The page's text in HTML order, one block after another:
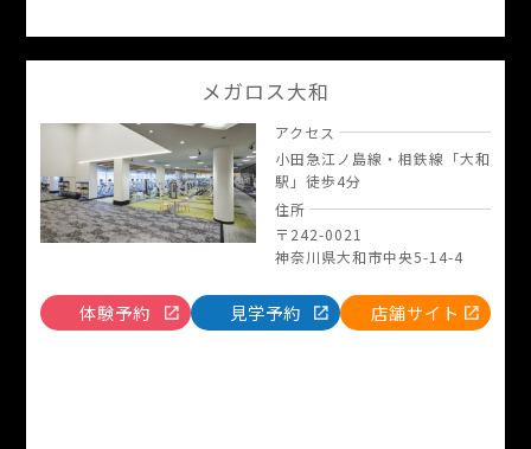
メガロス大和
アクセス
小田急江ノ島線・相鉄線「大和
駅」徒歩4分
住所
〒242-0021
神奈川県大和市中央5-14-4
体験予約 見学予約 店舗サイト